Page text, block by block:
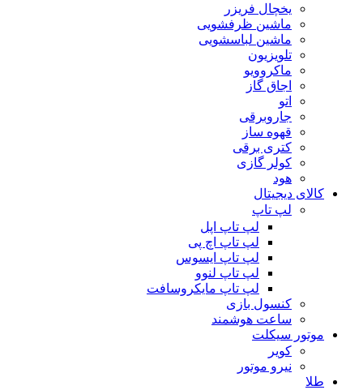
یخچال فریزر
ماشین ظرفشویی
ماشین لباسشویی
تلویزیون
ماکروویو
اجاق گاز
اتو
جاروبرقی
قهوه ساز
کتری برقی
کولر گازی
هود
کالای دیجیتال
لپ تاپ
لپ تاپ اپل
لپ تاپ اچ پی
لپ تاپ ایسوس
لپ تاپ لنوو
لپ تاپ مایکروسافت
کنسول بازی
ساعت هوشمند
موتور سیکلت
کویر
نیرو موتور
طلا